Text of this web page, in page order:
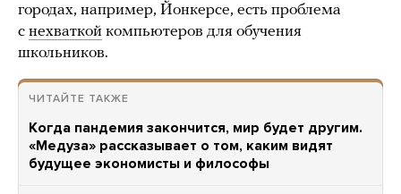
городах, например, Йонкерсе, есть проблема
с нехваткой компьютеров для обучения
школьников.
ЧИТАЙТЕ ТАКЖЕ
Когда пандемия закончится, мир будет другим.
«Медуза» рассказывает о том, каким видят
будущее экономисты и философы